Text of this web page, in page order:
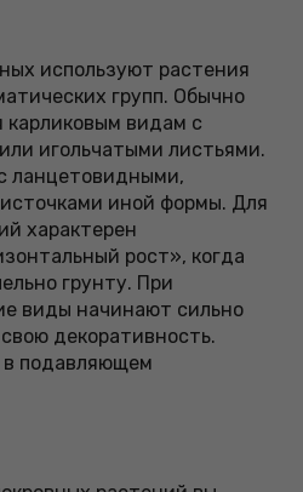
используют растения
групп. Обычно
карликовым видам с
игольчатыми листьями.
ланцетовидными,
иной формы. Для
характерен
рост», когда
грунту. При
виды начинают сильно
декоративность.
в подавляющем